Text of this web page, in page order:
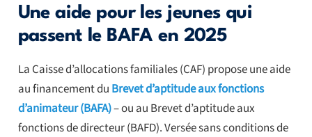
Une aide pour les jeunes qui
passent le BAFA en 2025
La Caisse d’allocations familiales (CAF) propose une aide
au financement du Brevet d’aptitude aux fonctions
d’animateur (BAFA)– ou au Brevet d’aptitude aux
fonctions de directeur (BAFD). Versée sans conditions de